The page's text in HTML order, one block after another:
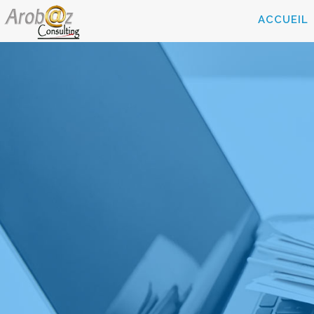
ACCUEIL